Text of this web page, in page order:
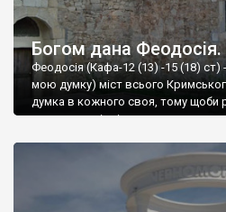
Богом дана Феодосія.
Феодосія (Кафа-12 (13) -15 (18) ст)
мою думку) міст всього
думка в кожного своя, тому щоби
запрошую відвідати це